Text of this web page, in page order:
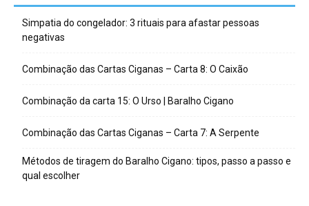
Simpatia do congelador: 3 rituais para afastar pessoas
negativas
Combinação das Cartas Ciganas – Carta 8: O Caixão
Combinação da carta 15: O Urso | Baralho Cigano
Combinação das Cartas Ciganas – Carta 7: A Serpente
Métodos de tiragem do Baralho Cigano: tipos, passo a passo e
qual escolher